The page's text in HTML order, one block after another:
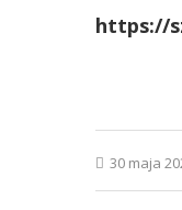
https://
30 maja